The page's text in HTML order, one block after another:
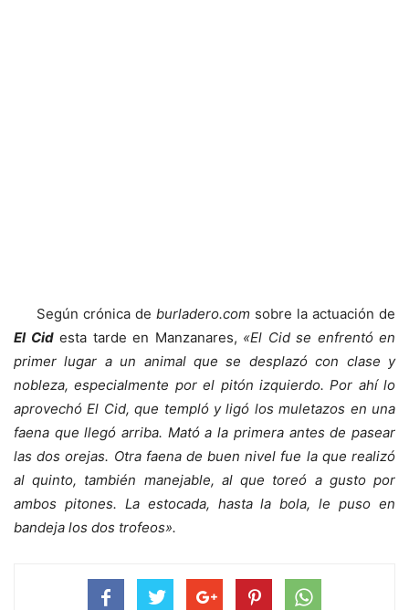
Según crónica de burladero.com sobre la actuación de
El Cidesta tarde en Manzanares, «El Cid se enfrentó en
primer lugar a un animal que se desplazó con clase y
nobleza, especialmente por el pitón izquierdo. Por ahí lo
aprovechó El Cid, que templó y ligó los muletazos en una
faena que llegó arriba. Mató a la primera antes de pasear
las dos orejas. Otra faena de buen nivel fue la que realizó
al quinto, también manejable, al que toreó a gusto por
ambos pitones. La estocada, hasta la bola, le puso en
bandeja los dos trofeos».